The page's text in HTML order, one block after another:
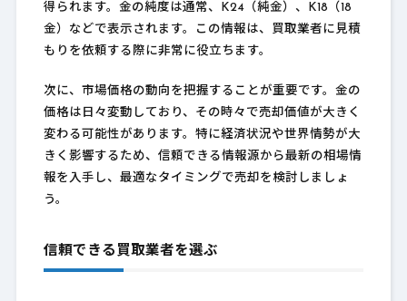
得られます。金の純度は通常、K24（純金）、K18（18
金）などで表示されます。この情報は、買取業者に見積
もりを依頼する際に非常に役立ちます。
次に、市場価格の動向を把握することが重要です。金の
価格は日々変動しており、その時々で売却価値が大きく
変わる可能性があります。特に経済状況や世界情勢が大
きく影響するため、信頼できる情報源から最新の相場情
報を入手し、最適なタイミングで売却を検討しましょ
う。
信頼できる買取業者を選ぶ